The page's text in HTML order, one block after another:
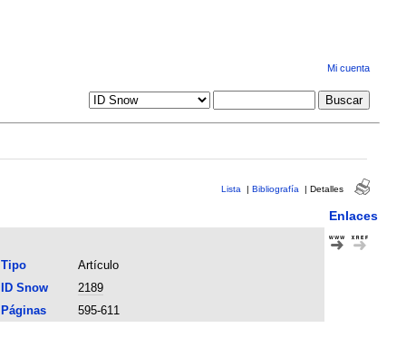
Mi cuenta
Lista | Bibliografía | Detalles
Enlaces
Tipo
Artículo
ID Snow
2189
Páginas
595-611